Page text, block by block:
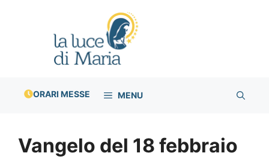
ORARI MESSE MENU
Vangelo del 18 febbraio